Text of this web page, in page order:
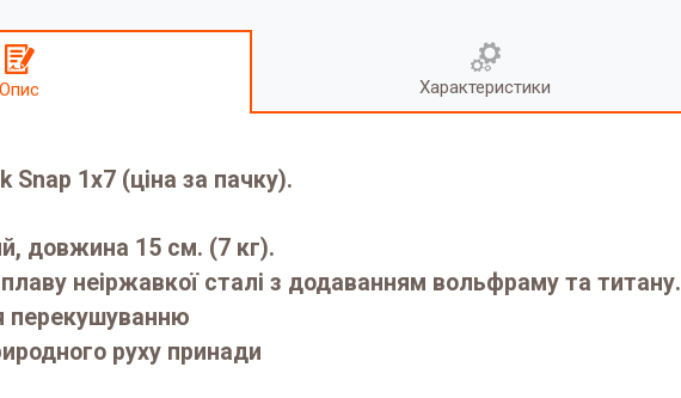
Опис Характеристики
Snap 1х7 (ціна за пачку).
довжина 15 см. (7 кг).
неіржавкої сталі з додаванням вольфраму та титану.
перекушуванню
руху принади